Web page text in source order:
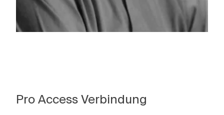
Pro Access Verbindung